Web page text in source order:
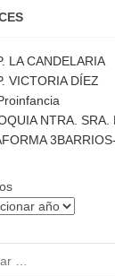
LA CANDELARIA
VICTORIA DÍEZ
NTRA.